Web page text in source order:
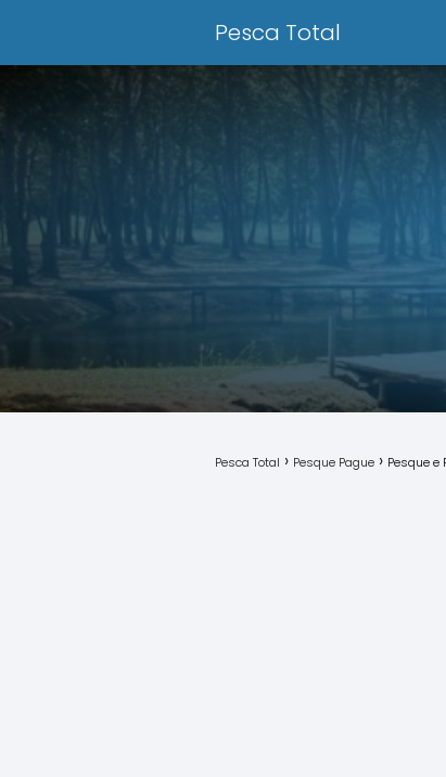
Pesca Total
Pesca Total Pesque Pague Pesque e